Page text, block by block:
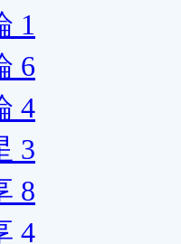
1
6
4
3
8
4